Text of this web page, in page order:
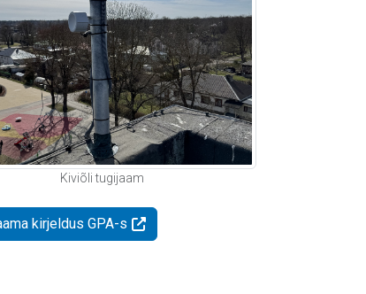
Kiviõli tugijaam
kirjeldus GPA-s